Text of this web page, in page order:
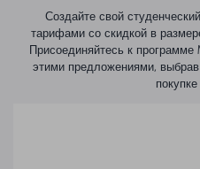
Создайте свой
тарифами со скидкой в
Присоединяйтесь к
этими предложениями,